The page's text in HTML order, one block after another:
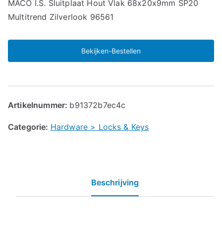
MACO I.S. Sluitplaat Hout Vlak 68x20x9mm SP20
Multitrend Zilverlook 96561
Bekijken-Bestellen
Artikelnummer: b91372b7ec4c
Categorie: Hardware > Locks & Keys
Beschrijving